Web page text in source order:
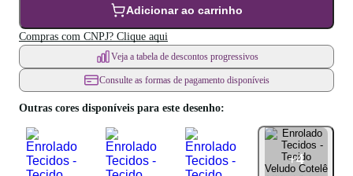
Adicionar ao carrinho
Compras com CNPJ? Clique aqui
Veja a tabela de descontos progressivos
Consulte as formas de pagamento disponíveis
Outras cores disponíveis para este desenho:
+4